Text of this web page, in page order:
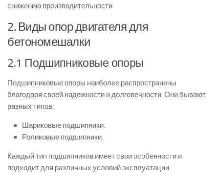
снижению производительности.
2. Виды опор двигателя для
бетономешалки
2.1 Подшипниковые опоры
Подшипниковые опоры наиболее распространены
благодаря своей надежности и долговечности. Они бывают
разных типов:
Шариковые подшипники.
Роликовые подшипники.
Каждый тип подшипников имеет свои особенности и
подходит для различных условий эксплуатации.